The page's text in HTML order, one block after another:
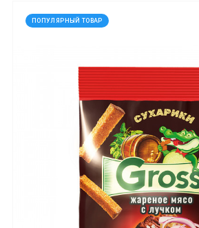
ПОПУЛЯРНЫЙ ТОВАР